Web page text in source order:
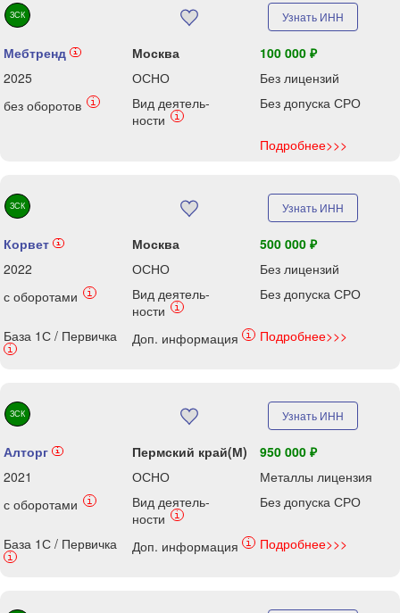
ЗСК Узнать ИНН
Мебтренд i Москва
100 000 ₽
2025
ОСНО
Без лицензий
без оборотов
i
Вид деятель-
ности
i
Без допуска СРО
Подробнее>>>
ЗСК Узнать ИНН
Корвет i Москва
500 000 ₽
2022
ОСНО
Без лицензий
с оборотами
i
Вид деятель-
ности
i
Без допуска СРО
База 1С / Первичка
i
Доп. информация i Подробнее>>>
ЗСК Узнать ИНН
Алторг i Пермский край(М)
950 000 ₽
2021
ОСНО
Металлы лицензия
с оборотами
i
Вид деятель-
ности
i
Без допуска СРО
База 1С / Первичка
i
Доп. информация i Подробнее>>>